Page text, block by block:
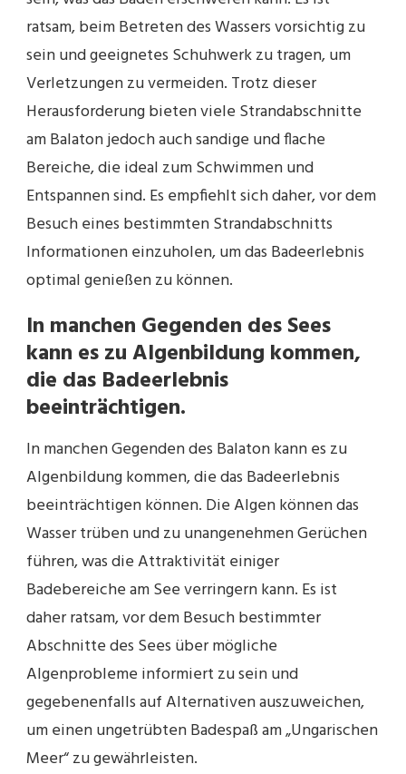
ratsam, beim Betreten des Wassers vorsichtig zu
sein und geeignetes Schuhwerk zu tragen, um
Verletzungen zu vermeiden. Trotz dieser
Herausforderung bieten viele Strandabschnitte
am Balaton jedoch auch sandige und flache
Bereiche, die ideal zum Schwimmen und
Entspannen sind. Es empfiehlt sich daher, vor dem
Besuch eines bestimmten Strandabschnitts
Informationen einzuholen, um das Badeerlebnis
optimal genießen zu können.
In manchen Gegenden des Sees
kann es zu Algenbildung kommen,
die das Badeerlebnis
beeinträchtigen.
In manchen Gegenden des Balaton kann es zu
Algenbildung kommen, die das Badeerlebnis
beeinträchtigen können. Die Algen können das
Wasser trüben und zu unangenehmen Gerüchen
führen, was die Attraktivität einiger
Badebereiche am See verringern kann. Es ist
daher ratsam, vor dem Besuch bestimmter
Abschnitte des Sees über mögliche
Algenprobleme informiert zu sein und
gegebenenfalls auf Alternativen auszuweichen,
um einen ungetrübten Badespaß am „Ungarischen
Meer“ zu gewährleisten.